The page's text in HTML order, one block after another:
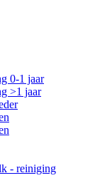
0-1 jaar
>1 jaar
- reiniging